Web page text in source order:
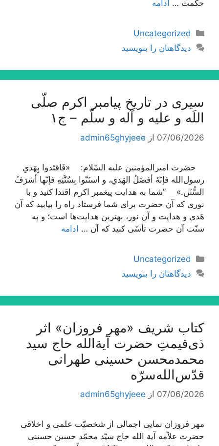
حكمت … ادامه
دسته‌ها
Uncategorized
دیدگاهتان را بنویسید
سیری در تاریخ پیامبر اکرم صلّی
اللَه و علیه و آله و سلّم – ج۱
07/06/2026 از admin65ghyjeee
حضرت امیرالمؤمنین علیه السّلام: «فَاقتَدوا بِهَدیِ
رسول‌الله فإنّهُ أفضَلُ الهَدیِ، و استَنّوا بِسُنَّتِهِ فإنّها أشرَفُ
السُّنَن.» ”شما به هدایت پیغمبر اکرم اقتدا کنید و با
نوری که آن حضرت برای شما فرستاد راه را بیابید که آن
هَدی و هدایت و آن نور، بهترین هدایت‌ها است؛ و به
سنّت آن حضرت تأسّی کنید که آن … ادامه
دسته‌ها
Uncategorized
دیدگاهتان را بنویسید
کتاب شریف «مهر فروزان» اثر
ذی‌قیمتِ حضرت آیة‌الله حاج سید
محمدمحسن حسینی طهرانی
قدّس‌الله‌سرّه
07/06/2026 از admin65ghyjeee
مهر فروزان نمایی اجمالی از شخصیّت علمی و اخلاقی
حضرت علاّمه آیة الله حاج سیّد محمّد حسین حسینی